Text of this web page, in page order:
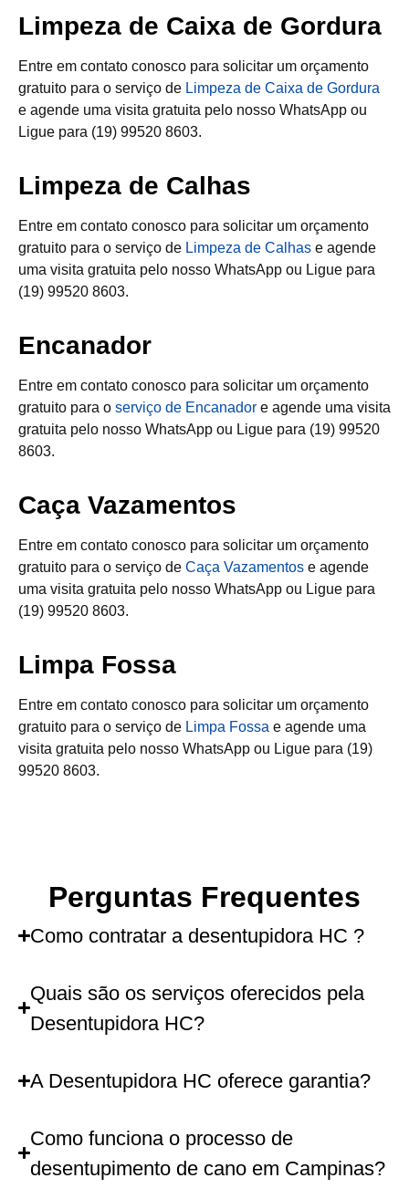
Limpeza de Caixa de Gordura
Entre em contato conosco para solicitar um orçamento
gratuito para o serviço de Limpeza de Caixa de Gordura
e agende uma visita gratuita pelo nosso WhatsApp ou
Ligue para (19) 99520 8603.
Limpeza de Calhas
Entre em contato conosco para solicitar um orçamento
gratuito para o serviço de Limpeza de Calhas e agende
uma visita gratuita pelo nosso WhatsApp ou Ligue para
(19) 99520 8603.
Encanador
Entre em contato conosco para solicitar um orçamento
gratuito para o serviço de Encanador e agende uma visita
gratuita pelo nosso WhatsApp ou Ligue para (19) 99520
8603.
Caça Vazamentos
Entre em contato conosco para solicitar um orçamento
gratuito para o serviço de Caça Vazamentos e agende
uma visita gratuita pelo nosso WhatsApp ou Ligue para
(19) 99520 8603.
Limpa Fossa
Entre em contato conosco para solicitar um orçamento
gratuito para o serviço de Limpa Fossa e agende uma
visita gratuita pelo nosso WhatsApp ou Ligue para (19)
99520 8603.
Perguntas Frequentes
Como contratar a desentupidora HC ?
Quais são os serviços oferecidos pela
Desentupidora HC?
A Desentupidora HC oferece garantia?
Como funciona o processo de
desentupimento de cano em Campinas?